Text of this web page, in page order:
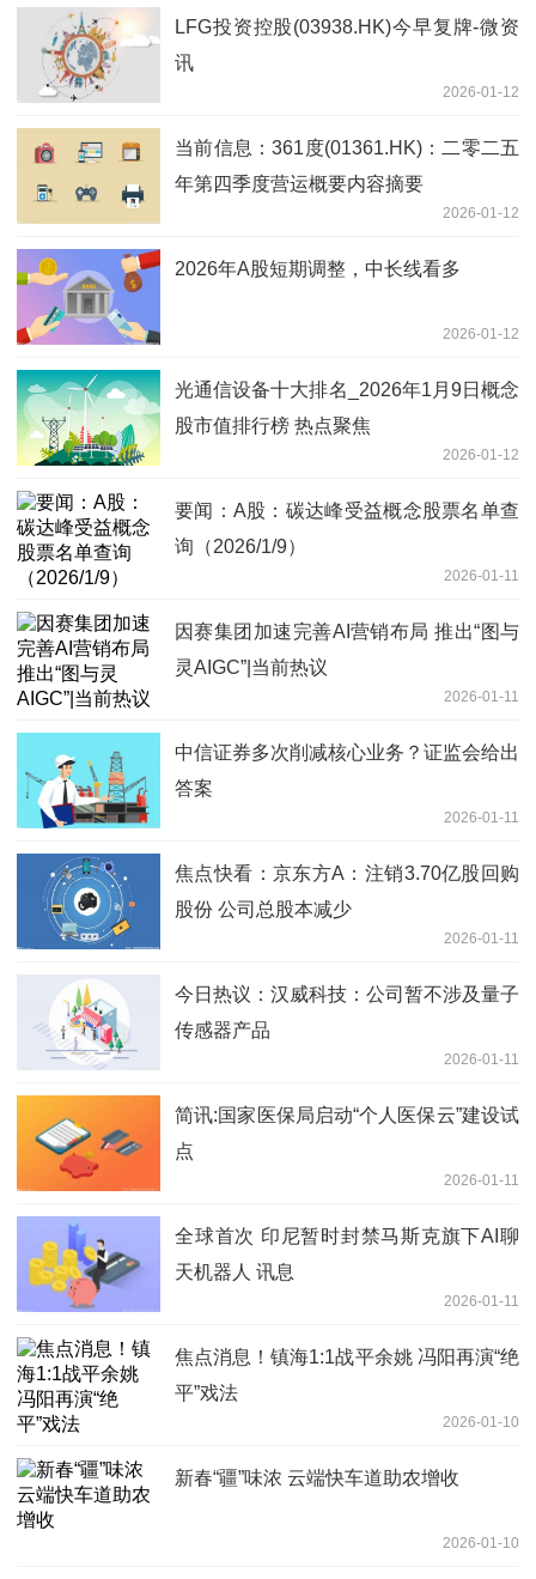
LFG投资控股(03938.HK)今早复牌-微资
讯
2026-01-12
当前信息：361度(01361.HK)：二零二五
年第四季度营运概要内容摘要
2026-01-12
2026年A股短期调整，中长线看多
2026-01-12
光通信设备十大排名_2026年1月9日概念
股市值排行榜 热点聚焦
2026-01-12
要闻：A股：碳达峰受益概念股票名单查
询（2026/1/9）
2026-01-11
因赛集团加速完善AI营销布局 推出“图与
灵AIGC”|当前热议
2026-01-11
中信证券多次削减核心业务？证监会给出
答案
2026-01-11
焦点快看：京东方A：注销3.70亿股回购
股份 公司总股本减少
2026-01-11
今日热议：汉威科技：公司暂不涉及量子
传感器产品
2026-01-11
简讯:国家医保局启动“个人医保云”建设试
点
2026-01-11
全球首次 印尼暂时封禁马斯克旗下AI聊
天机器人 讯息
2026-01-11
焦点消息！镇海1:1战平余姚 冯阳再演“绝
平”戏法
2026-01-10
新春“疆”味浓 云端快车道助农增收
2026-01-10